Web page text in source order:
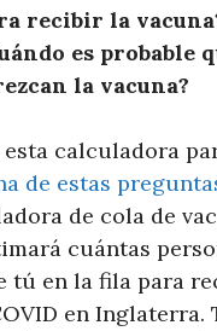
recibir la
es probable
la vacuna?
esta calculadora
de estas
de cola de
cuántas
tú en la fila para
en Inglaterra.